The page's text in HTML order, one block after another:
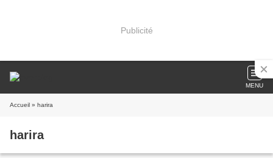
Publicité
MENU
Accueil » harira
harira